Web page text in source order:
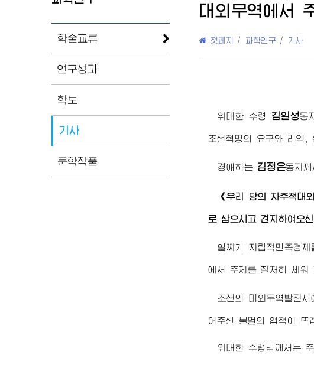
학술교류
연구성과
학보
기사
문학작품
대외무역에서
첫페지 / 과학연구 / 기사
위대한
수령 김일성동
조선혁명의 요구와 리익,
경애하는 김정은동지께
《우리 당의 자주적대
로 삼으시고 견지하여오
일찌기 자립적민족경
에서 주체를 철저히 세워
조선의 대외무역발전사
어주신 불멸의 업적이 뜨
위대한 수령님께서 는